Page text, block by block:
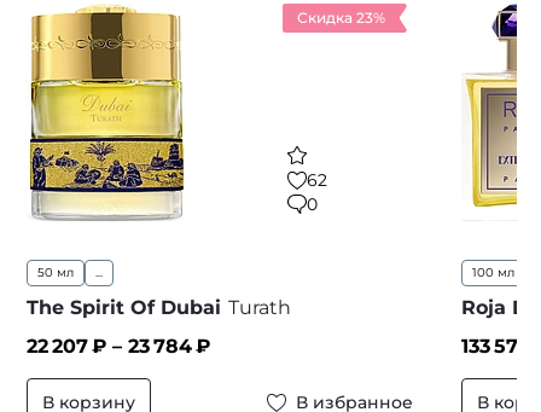
Скидка 23%
62
0
50 мл ...
The Spirit Of Dubai Turath
22 207₽ – 23 784₽
В корзину В избранное
100 мл
Roja
133 575
В